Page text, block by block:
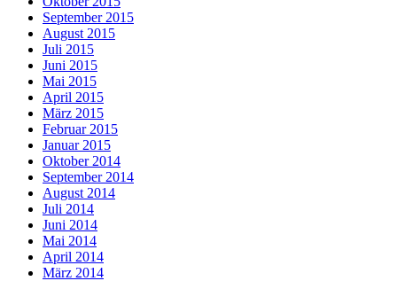
September 2015
August 2015
Juli 2015
Juni 2015
Mai 2015
April 2015
März 2015
Februar 2015
Januar 2015
Oktober 2014
September 2014
August 2014
Juli 2014
Juni 2014
Mai 2014
April 2014
März 2014